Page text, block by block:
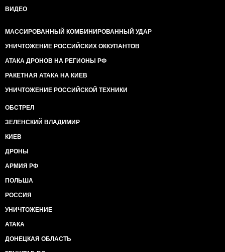
ВИДЕО
МАССИРОВАННЫЙ КОМБИНИРОВАННЫЙ УДАР
УНИЧТОЖЕНИЕ РОССИЙСКИХ ОККУПАНТОВ
АТАКА ДРОНОВ НА РЕГИОНЫ РФ
РАКЕТНАЯ АТАКА НА КИЕВ
УНИЧТОЖЕНИЕ РОССИЙСКОЙ ТЕХНИКИ
ОБСТРЕЛ
ЗЕЛЕНСКИЙ ВЛАДИМИР
КИЕВ
ДРОНЫ
АРМИЯ РФ
ПОЛЬША
РОССИЯ
УНИЧТОЖЕНИЕ
АТАКА
ДОНЕЦКАЯ ОБЛАСТЬ